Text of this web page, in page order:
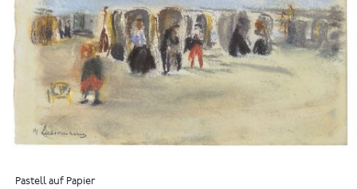
Pastell auf Papier